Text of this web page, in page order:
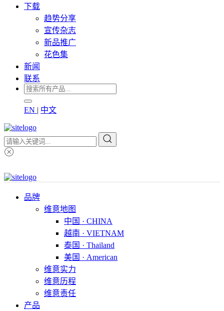
下载
趋势分享
宣传杂志
新品推广
花色集
新闻
联系
EN | 中文
品牌
维意地图
中国 · CHINA
越南 · VIETNAM
泰国 · Thailand
美国 · American
维意实力
维意历程
维意责任
产品